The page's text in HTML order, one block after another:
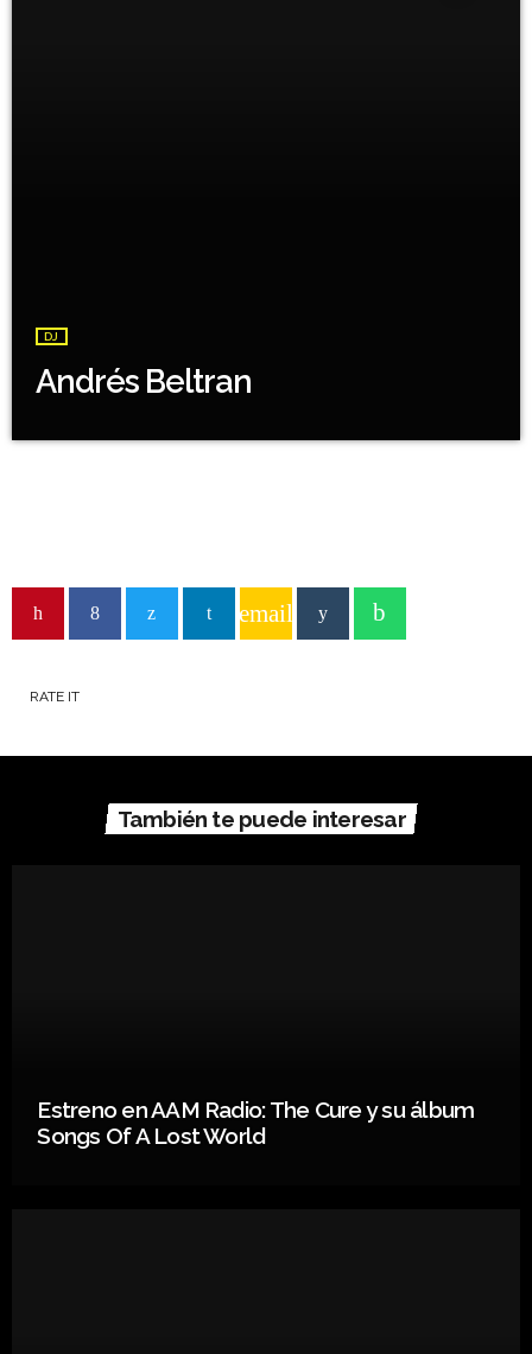
DJ
Andrés Beltran
email
RATE IT
También te puede interesar
Estreno en AAM Radio: The Cure y su álbum
Songs Of A Lost World